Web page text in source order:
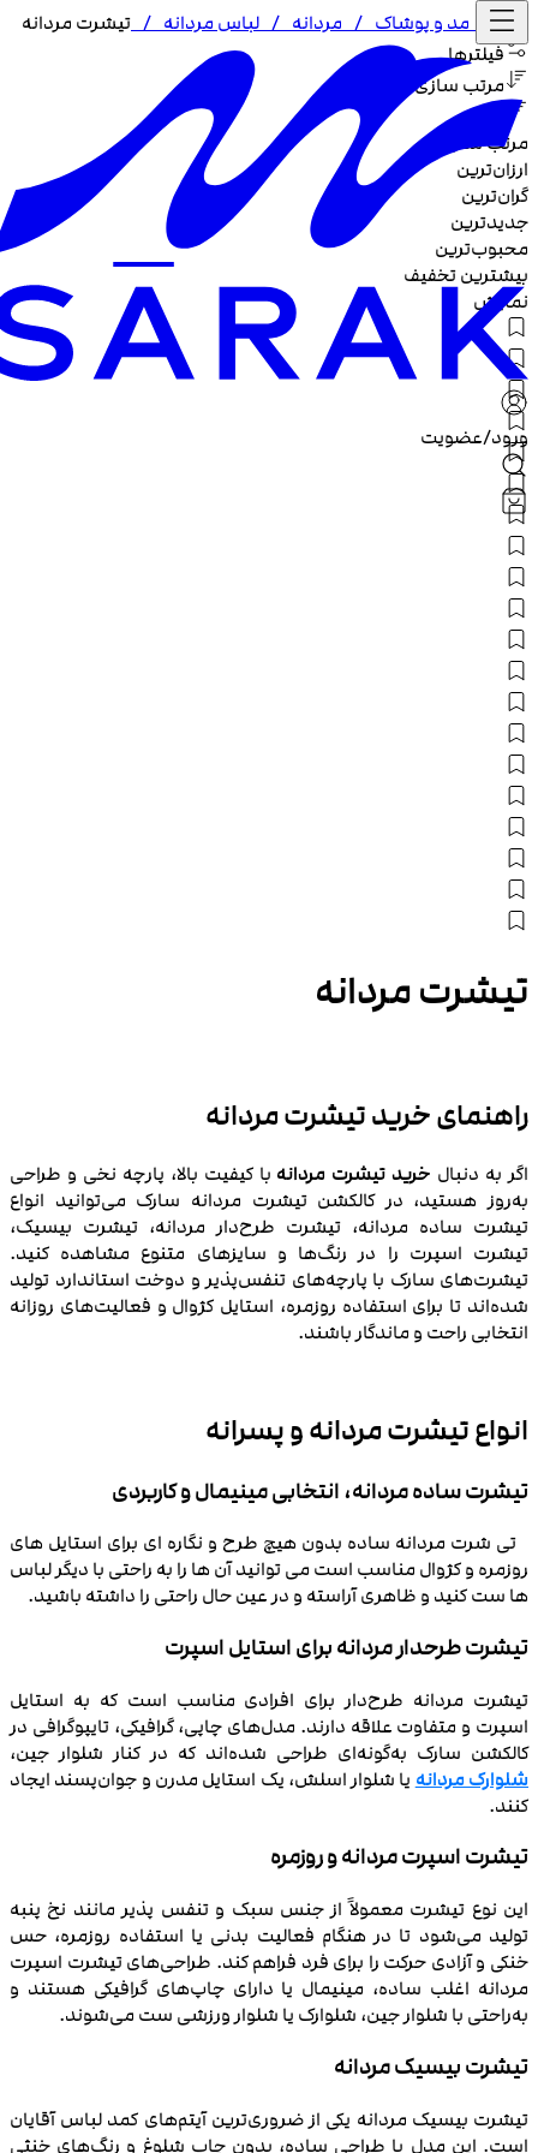
ورود/عضویت
خانه / مد و پوشاک / مردانه / لباس مردانه / تیشرت مردانه
فیلترها
مرتب سازی
مرتب سازی :
ارزان‌ترین
گران‌ترین
جدیدترین
محبوب‌ترین
بیشترین تخفیف
نمایش
تیشرت مردانه
راهنمای خرید تیشرت مردانه
اگر به دنبال خرید تیشرت مردانه با کیفیت بالا، پارچه نخی و طراحی
به‌روز هستید، در کالکشن تیشرت مردانه سارک می‌توانید انواع
تیشرت ساده مردانه، تیشرت طرح‌دار مردانه، تیشرت بیسیک،
تیشرت اسپرت را در رنگ‌ها و سایزهای متنوع مشاهده کنید.
تیشرت‌های سارک با پارچه‌های تنفس‌پذیر و دوخت استاندارد تولید
شده‌اند تا برای استفاده روزمره، استایل کژوال و فعالیت‌های روزانه
انتخابی راحت و ماندگار باشند.
انواع تیشرت مردانه و پسرانه
تیشرت ساده مردانه، انتخابی مینیمال و کاربردی
تی شرت مردانه ساده بدون هیچ طرح و نگاره‌ ای برای استایل‌ های
روزمره و کژوال مناسب است می توانید آن ها را به راحتی با دیگر لباس
ها ست کنید و ظاهری آراسته و در عین حال راحتی را داشته باشید.
تیشرت طرحدار مردانه برای استایل اسپرت
تیشرت مردانه طرح‌دار برای افرادی مناسب است که به استایل
اسپرت و متفاوت علاقه دارند. مدل‌های چاپی، گرافیکی، تایپوگرافی در
کالکشن سارک به‌گونه‌ای طراحی شده‌اند که در کنار شلوار جین،
شلوارک مردانه یا شلوار اسلش، یک استایل مدرن و جوان‌پسند ایجاد
کنند.
تیشرت اسپرت مردانه و روزمره
این نوع تیشرت معمولاً از جنس‌ سبک و تنفس‌ پذیر مانند نخ پنبه
تولید می‌شود تا در هنگام فعالیت بدنی یا استفاده روزمره، حس
خنکی و آزادی حرکت را برای فرد فراهم کند. طراحی‌های تیشرت اسپرت
مردانه اغلب ساده، مینیمال یا دارای چاپ‌های گرافیکی هستند و
به‌راحتی با شلوار جین، شلوارک یا شلوار ورزشی ست می‌شوند.
تیشرت بیسیک مردانه
تیشرت بیسیک مردانه یکی از ضروری‌ترین آیتم‌های کمد لباس آقایان
است. این مدل با طراحی ساده، بدون چاپ شلوغ و رنگ‌های خنثی